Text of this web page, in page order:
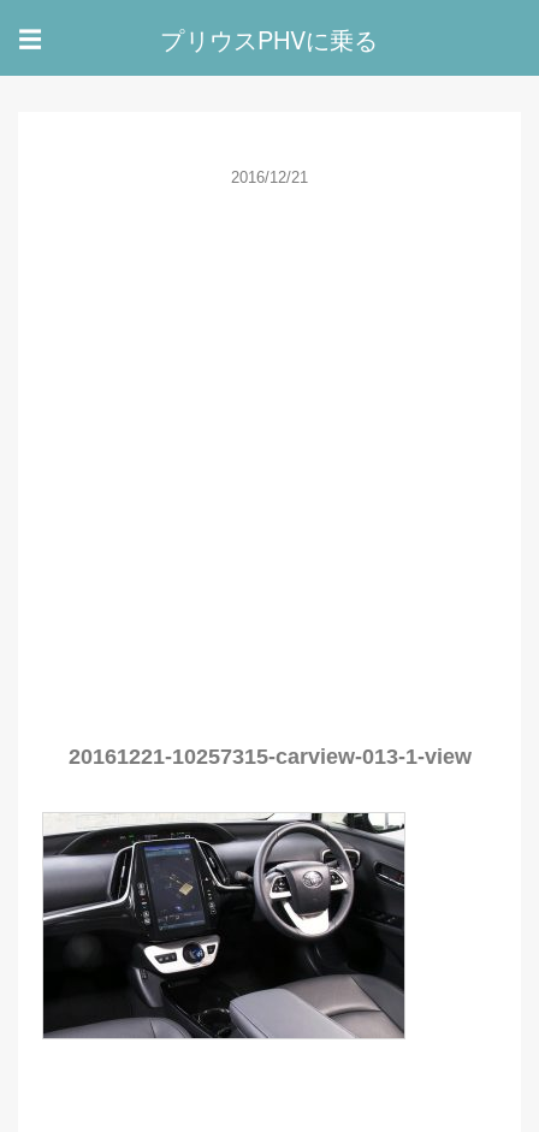
☰ プリウスPHVに乗る
2016/12/21
20161221-10257315-carview-013-1-view